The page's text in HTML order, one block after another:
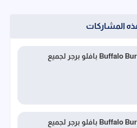
المشاركات
وظائف شركة Buffalo Burger بافلو برجر لجميع
وظائف شركة Buffalo Burger بافلو برجر لجميع